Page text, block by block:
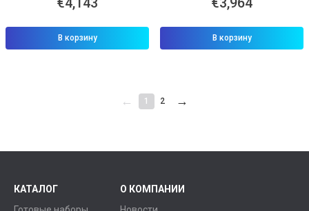
В корзину В корзину
← 1 2 →
КАТАЛОГ
О КОМПАНИИ